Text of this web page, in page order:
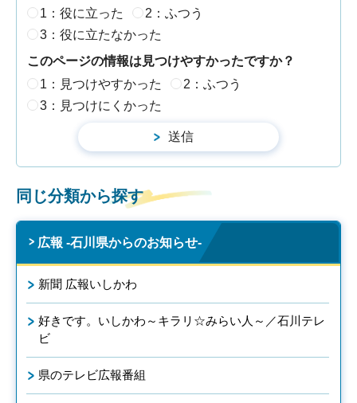
1：役に立った
2：ふつう
3：役に立たなかった
このページの情報は見つけやすかったですか？
1：見つけやすかった
2：ふつう
3：見つけにくかった
同じ分類から探す
広報 -石川県からのお知らせ-
新聞 広報いしかわ
好きです。いしかわ～キラリ☆みらい人～／石川テレ
ビ
県のテレビ広報番組